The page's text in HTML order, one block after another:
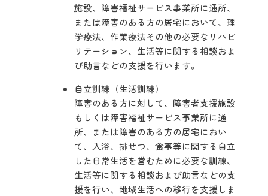
施設、障害福祉サービス事業所に通所、
または障害のある方の居宅において、理
学療法、作業療法その他の必要なリハビ
リテーション、生活等に関する相談およ
び助言などの支援を行います。
自立訓練（生活訓練）
障害のある方に対して、障害者支援施設
もしくは障害福祉サービス事業所に通
所、または障害のある方の居宅におい
て、入浴、排せつ、食事等に関する自立
した日常生活を営むために必要な訓練、
生活等に関する相談および助言などの支
援を行い、地域生活への移行を支援しま